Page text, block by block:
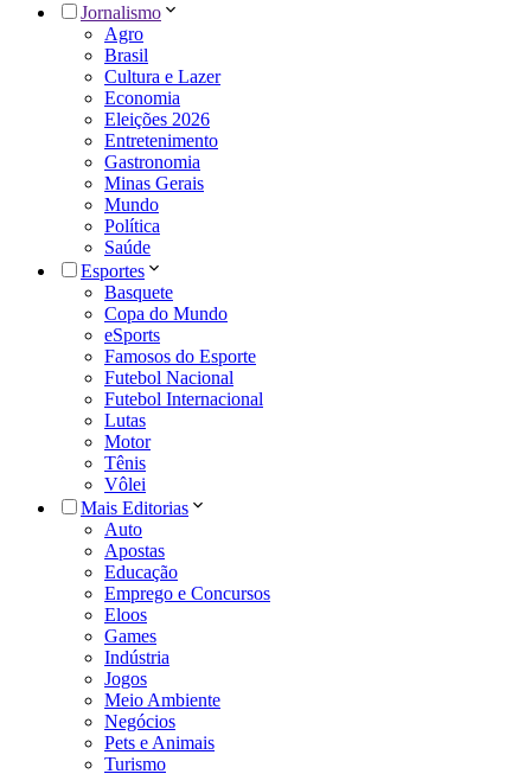
Jornalismo
Agro
Brasil
Cultura e Lazer
Economia
Eleições 2026
Entretenimento
Gastronomia
Minas Gerais
Mundo
Política
Saúde
Esportes
Basquete
Copa do Mundo
eSports
Famosos do Esporte
Futebol Nacional
Futebol Internacional
Lutas
Motor
Tênis
Vôlei
Mais Editorias
Auto
Apostas
Educação
Emprego e Concursos
Eloos
Games
Indústria
Jogos
Meio Ambiente
Negócios
Pets e Animais
Turismo